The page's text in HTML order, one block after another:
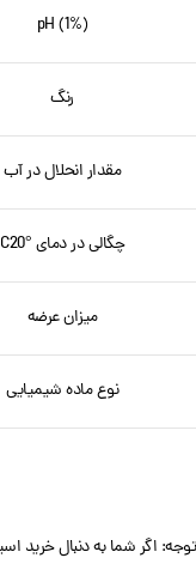
pH (1%)
رنگ
مقدار انحلال در آب
چگالی در دمای °C20
میزان عرضه
نوع ماده شیمیایی
توجه: اگر شما به دنبال خرید